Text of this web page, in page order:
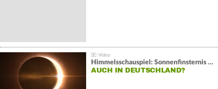
Himmelsschauspiel: Sonnenfinsternis über Spanien
AUCH IN DEUTSCHLAND?